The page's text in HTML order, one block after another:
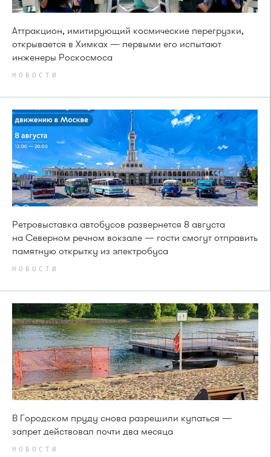
Аттракцион, имитирующий космические перегрузки,
открывается в Химках — первыми его испытают
инженеры Роскосмоса
НОВОСТИ
Ретровыставка автобусов развернется 8 августа
на Северном речном вокзале — гости смогут отправить
памятную открытку из электробуса
НОВОСТИ
В Городском пруду снова разрешили купаться —
запрет действовал почти два месяца
НОВОСТИ